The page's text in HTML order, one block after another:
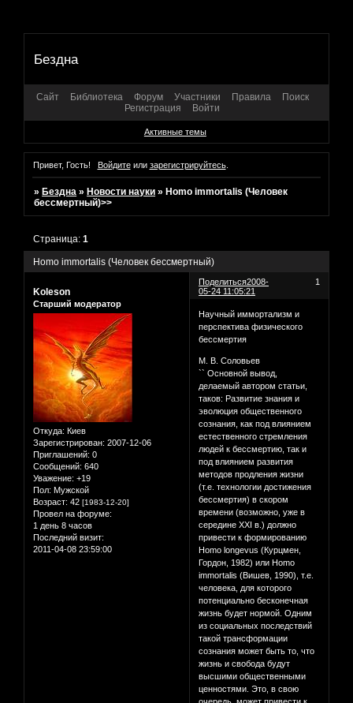
Бездна
Сайт Библиотека Форум Участники Правила
Поиск
Регистрация
Войти
Активные темы
Привет, Гость! Войдитеили зарегистрируйтесь.
»Бездна »Новости науки »Homo immortalis (Человек
бессмертный)>>
Homo immortalis (Человек бессмертный)
Страница:1
Поделиться 1
2008-
05-24 11:05:21
Koleson
Старший модератор
Откуда: Киев
Зарегистрирован: 2007-12-06
Приглашений: 0
Сообщений: 640
Уважение: +19
Пол: Мужской
Возраст: 42 [1983-12-20]
Провел на форуме:
1 день 8 часов
Последний визит:
2011-04-08 23:59:00
Научный иммортализм и
перспектива физического
бессмертия
М. В. Соловьев
`` Основной вывод,
делаемый автором статьи,
таков: Развитие знания и
эволюция общественного
сознания, как под влиянием
естественного стремления
людей к бессмертию, так и
под влиянием развития
методов продления жизни
(т.е. технологии достижения
бессмертия) в скором
времени (возможно, уже в
середине XXI в.) должно
привести к формированию
Homo longevus (Курцмен,
Гордон, 1982) или Homo
immortalis (Вишев, 1990), т.е.
человека, для которого
потенциально бесконечная
жизнь будет нормой. Одним
из социальных последствий
такой трансформации
сознания может быть то, что
жизнь и свобода будут
высшими общественными
ценностями. Это, в свою